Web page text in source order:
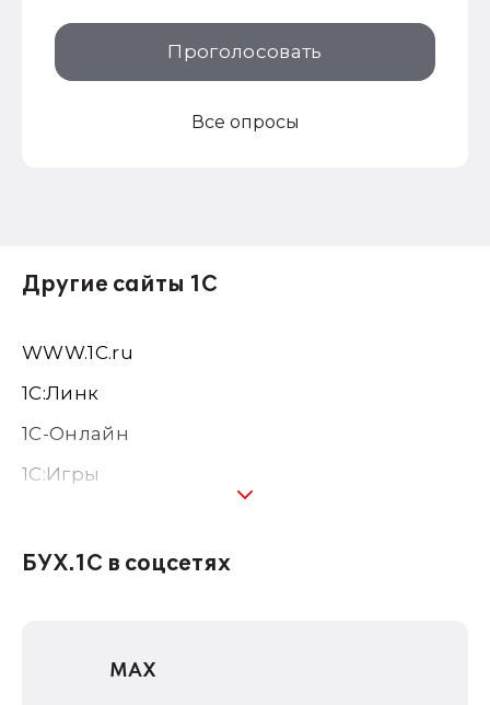
Проголосовать
Все опросы
Другие сайты 1С
WWW.1С.ru
1С:Линк
1С-Онлайн
1C:Игры
1С:Консалтинг
1С:Дистрибьюция
БУХ.1С в соцсетях
MAX